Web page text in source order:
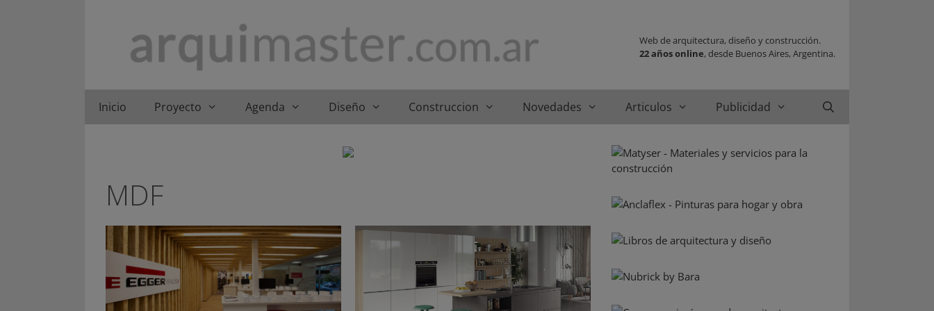
Web de arquitectura, diseño y construcción.
22 años online, desde Buenos Aires, Argentina.
Inicio Proyecto Agenda Diseño Construccion Novedades Articulos Publicidad
MDF